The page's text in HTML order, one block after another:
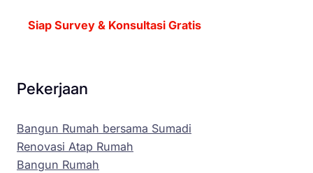
Siap Survey & Konsultasi Gratis
Pekerjaan
Bangun Rumah bersama Sumadi
Renovasi Atap Rumah
Bangun Rumah